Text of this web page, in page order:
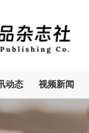
动态 视频新闻